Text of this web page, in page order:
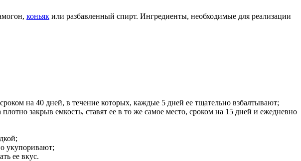
коньяк или разбавленный спирт. Ингредиенты, необходимые для реализации
на 40 дней, в течение которых, каждые 5 дней ее тщательно взбалтывают;
закрыв емкость, ставят ее в то же самое место, сроком на 15 дней и ежедневно
укупоривают;
ее вкус.